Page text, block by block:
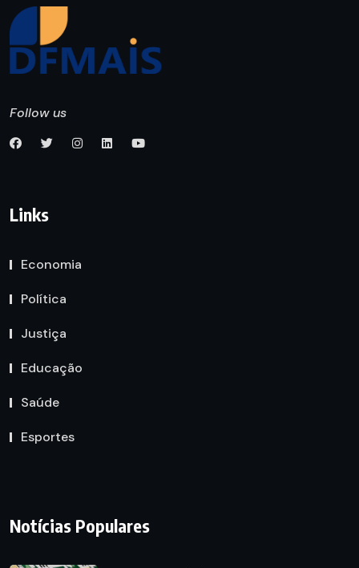
Follow us
Links
Economia
Política
Justiça
Educação
Saúde
Esportes
Notícias Populares